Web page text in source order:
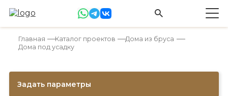
Главная Каталог проектов
Дома из бруса
Дома под усадку
Задать параметры